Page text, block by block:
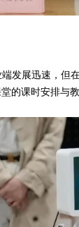
发展迅速，
的课时安排与教